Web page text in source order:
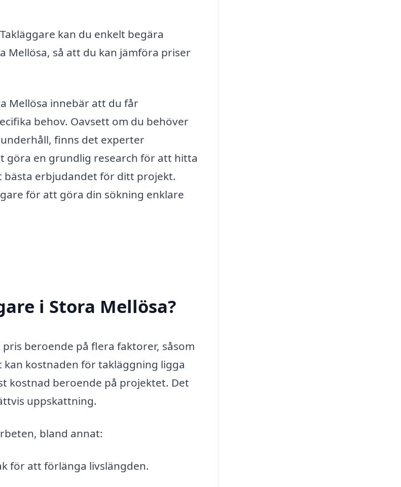
kan du enkelt begära
Mellösa, så att du kan jämföra priser
Mellösa innebär att du får
behov. Oavsett om du behöver
finns det experter
göra en grundlig research för att hitta
bästa erbjudandet för ditt projekt.
för att göra din sökning enklare
i Stora Mellösa?
beroende på flera faktorer, såsom
kostnaden för takläggning ligga
kostnad beroende på projektet. Det
uppskattning.
bland annat:
för att förlänga livslängden.